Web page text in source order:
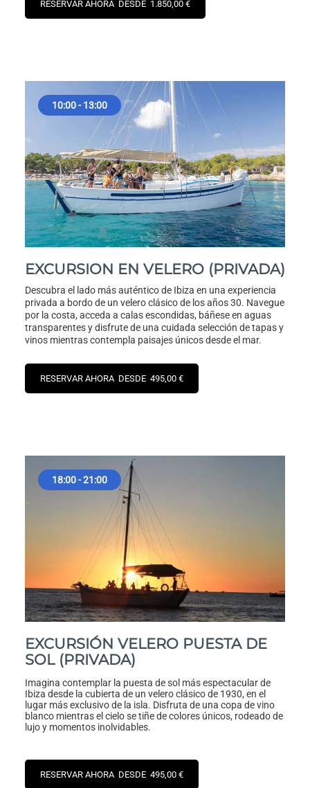
RESERVAR AHORA DESDE 1.850,00 €
10:00 - 13:00
EXCURSION EN VELERO (PRIVADA)
Descubra el lado más auténtico de Ibiza en una experiencia
privada a bordo de un velero clásico de los años 30. Navegue
por la costa, acceda a calas escondidas, báñese en aguas
transparentes y disfrute de una cuidada selección de tapas y
vinos mientras contempla paisajes únicos desde el mar.
RESERVAR AHORA DESDE 495,00 €
18:00 - 21:00
EXCURSIÓN VELERO PUESTA DE
SOL (PRIVADA)
Imagina contemplar la puesta de sol más espectacular de
Ibiza desde la cubierta de un velero clásico de 1930, en el
lugar más exclusivo de la isla. Disfruta de una copa de vino
blanco mientras el cielo se tiñe de colores únicos, rodeado de
lujo y momentos inolvidables.
RESERVAR AHORA DESDE 495,00 €